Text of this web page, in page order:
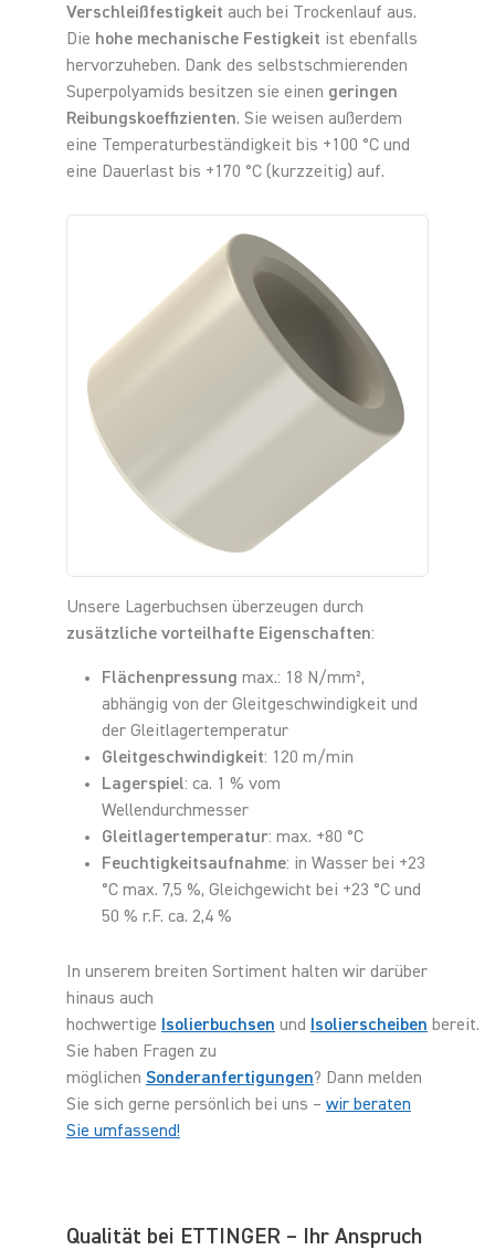
Verschleißfestigkeit auch bei Trockenlauf aus.
Die hohe mechanische Festigkeit ist ebenfalls
hervorzuheben. Dank des selbstschmierenden
Superpolyamids besitzen sie einen geringen
Reibungskoeffizienten. Sie weisen außerdem
eine Temperaturbeständigkeit bis +100 °C und
eine Dauerlast bis +170 °C (kurzzeitig) auf.
Unsere Lagerbuchsen überzeugen durch
zusätzliche vorteilhafte Eigenschaften:
Flächenpressung max.: 18 N/mm²,
abhängig von der Gleitgeschwindigkeit und
der Gleitlagertemperatur
Gleitgeschwindigkeit: 120 m/min
Lagerspiel: ca. 1 % vom
Wellendurchmesser
Gleitlagertemperatur: max. +80 °C
Feuchtigkeitsaufnahme: in Wasser bei +23
°C max. 7,5 %, Gleichgewicht bei +23 °C und
50 % r.F. ca. 2,4 %
In unserem breiten Sortiment halten wir darüber
hinaus auch
hochwertige
Isolierbuchsen und Isolierscheiben bereit.
Sie haben Fragen zu
möglichen Sonderanfertigungen? Dann melden
Sie sich gerne persönlich bei uns – wir beraten
Sie umfassend!
Qualität bei ETTINGER – Ihr Anspruch